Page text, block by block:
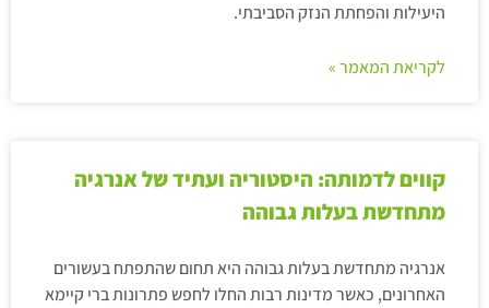
היעילות והפחתת הנזק הסביבתי.
לקריאת המאמר »
קווים לדמותה: היסטוריה ועתיד של אנרגיה
מתחדשת בעלות גבוהה
אנרגיה מתחדשת בעלות גבוהה היא תחום שהתפתח בעשורים
האחרונים, כאשר מדינות רבות החלו לחפש פתרונות ברי קיימא